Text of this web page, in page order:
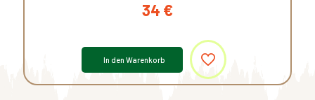
34 €
In den Warenkorb